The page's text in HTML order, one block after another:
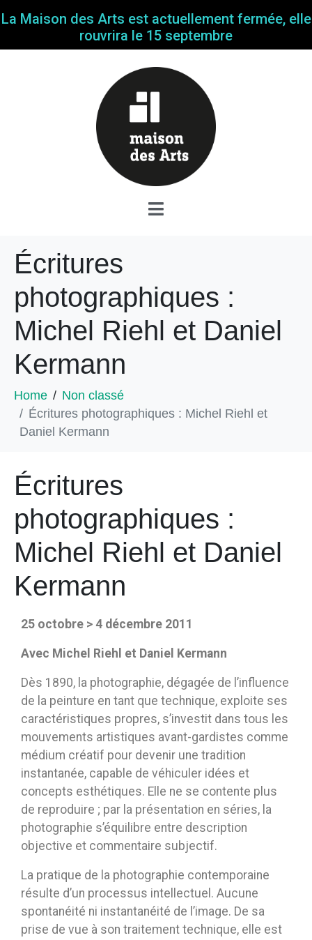
La Maison des Arts est actuellement fermée, elle
rouvrira le 15 septembre
Écritures
photographiques :
Michel Riehl et Daniel
Kermann
Home
Non classé
Écritures photographiques : Michel Riehl et
Daniel Kermann
Écritures
photographiques :
Michel Riehl et Daniel
Kermann
25 octobre > 4 décembre 2011
Avec Michel Riehl et Daniel Kermann
Dès 1890, la photographie, dégagée de l’influence
de la peinture en tant que technique, exploite ses
caractéristiques propres, s’investit dans tous les
mouvements artistiques avant-gardistes comme
médium créatif pour devenir une tradition
instantanée, capable de véhiculer idées et
concepts esthétiques. Elle ne se contente plus
de reproduire ; par la présentation en séries, la
photographie s’équilibre entre description
objective et commentaire subjectif.
La pratique de la photographie contemporaine
résulte d’un processus intellectuel. Aucune
spontanéité ni instantanéité de l’image. De sa
prise de vue à son traitement technique, elle est